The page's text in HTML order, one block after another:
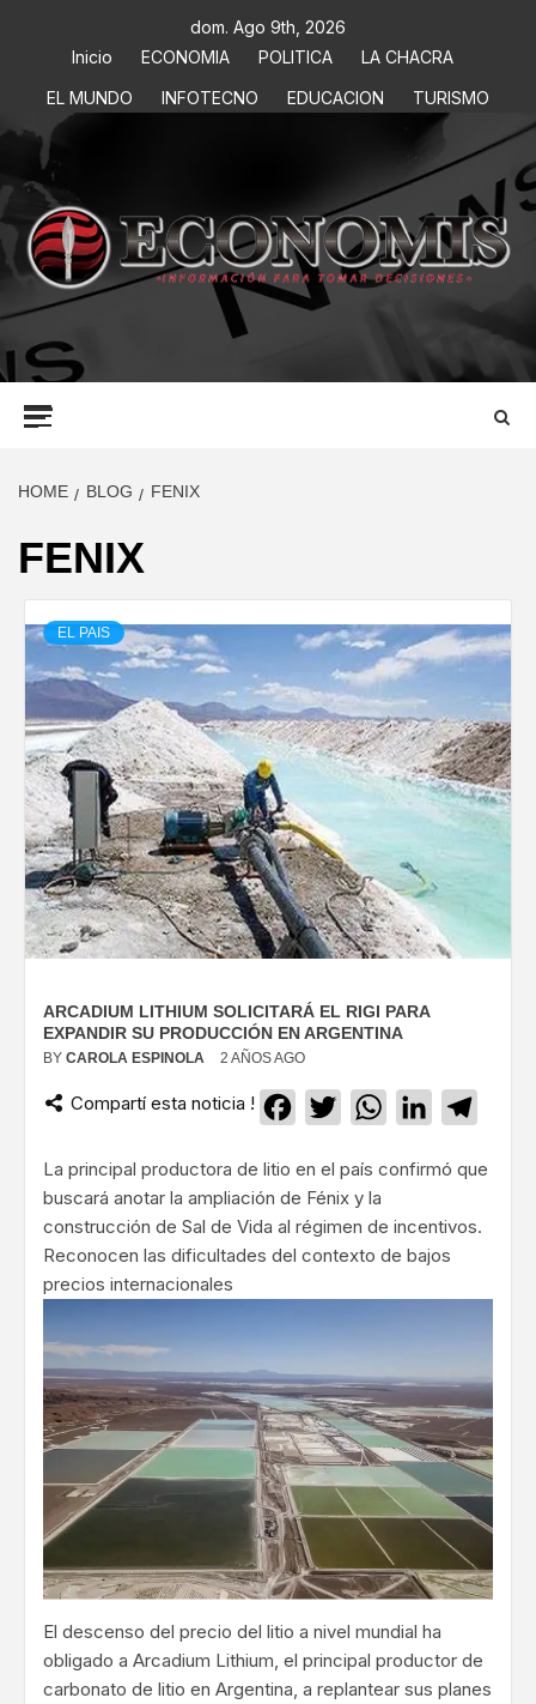
dom. Ago 9th, 2026
Inicio
ECONOMIA POLITICA
LA CHACRA
EL MUNDO
INFOTECNO EDUCACION TURISMO
ECONOMIS
INFORMACIÓN PARA TOMAR DECISIONES
HOME BLOG FENIX
FENIX
EL PAIS
ARCADIUM LITHIUM SOLICITARÁ EL RIGI PARA
EXPANDIR SU PRODUCCIÓN EN ARGENTINA
BY CAROLA ESPINOLA 2 AÑOS AGO
Compartí esta noticia ! Facebook
TwitterWhatsApp
LinkedIn
La principal productora de litio en el país confirmó que
buscará anotar la ampliación de Fénix y la
construcción de Sal de Vida al régimen de incentivos.
Reconocen las dificultades del contexto de bajos
precios internacionales
El descenso del precio del litio a nivel mundial ha
obligado a Arcadium Lithium, el principal productor de
carbonato de litio en Argentina, a replantear sus planes